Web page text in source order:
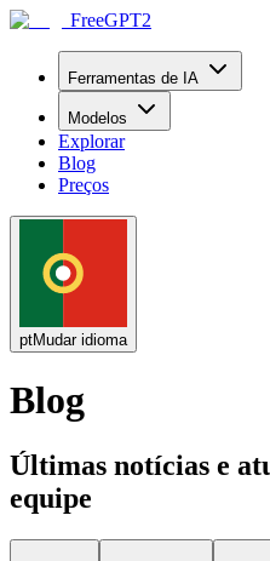
FreeGPT2
Ferramentas de IA
Modelos
Explorar
Blog
Preços
ptMudar idioma
Blog
Últimas notícias e
equipe